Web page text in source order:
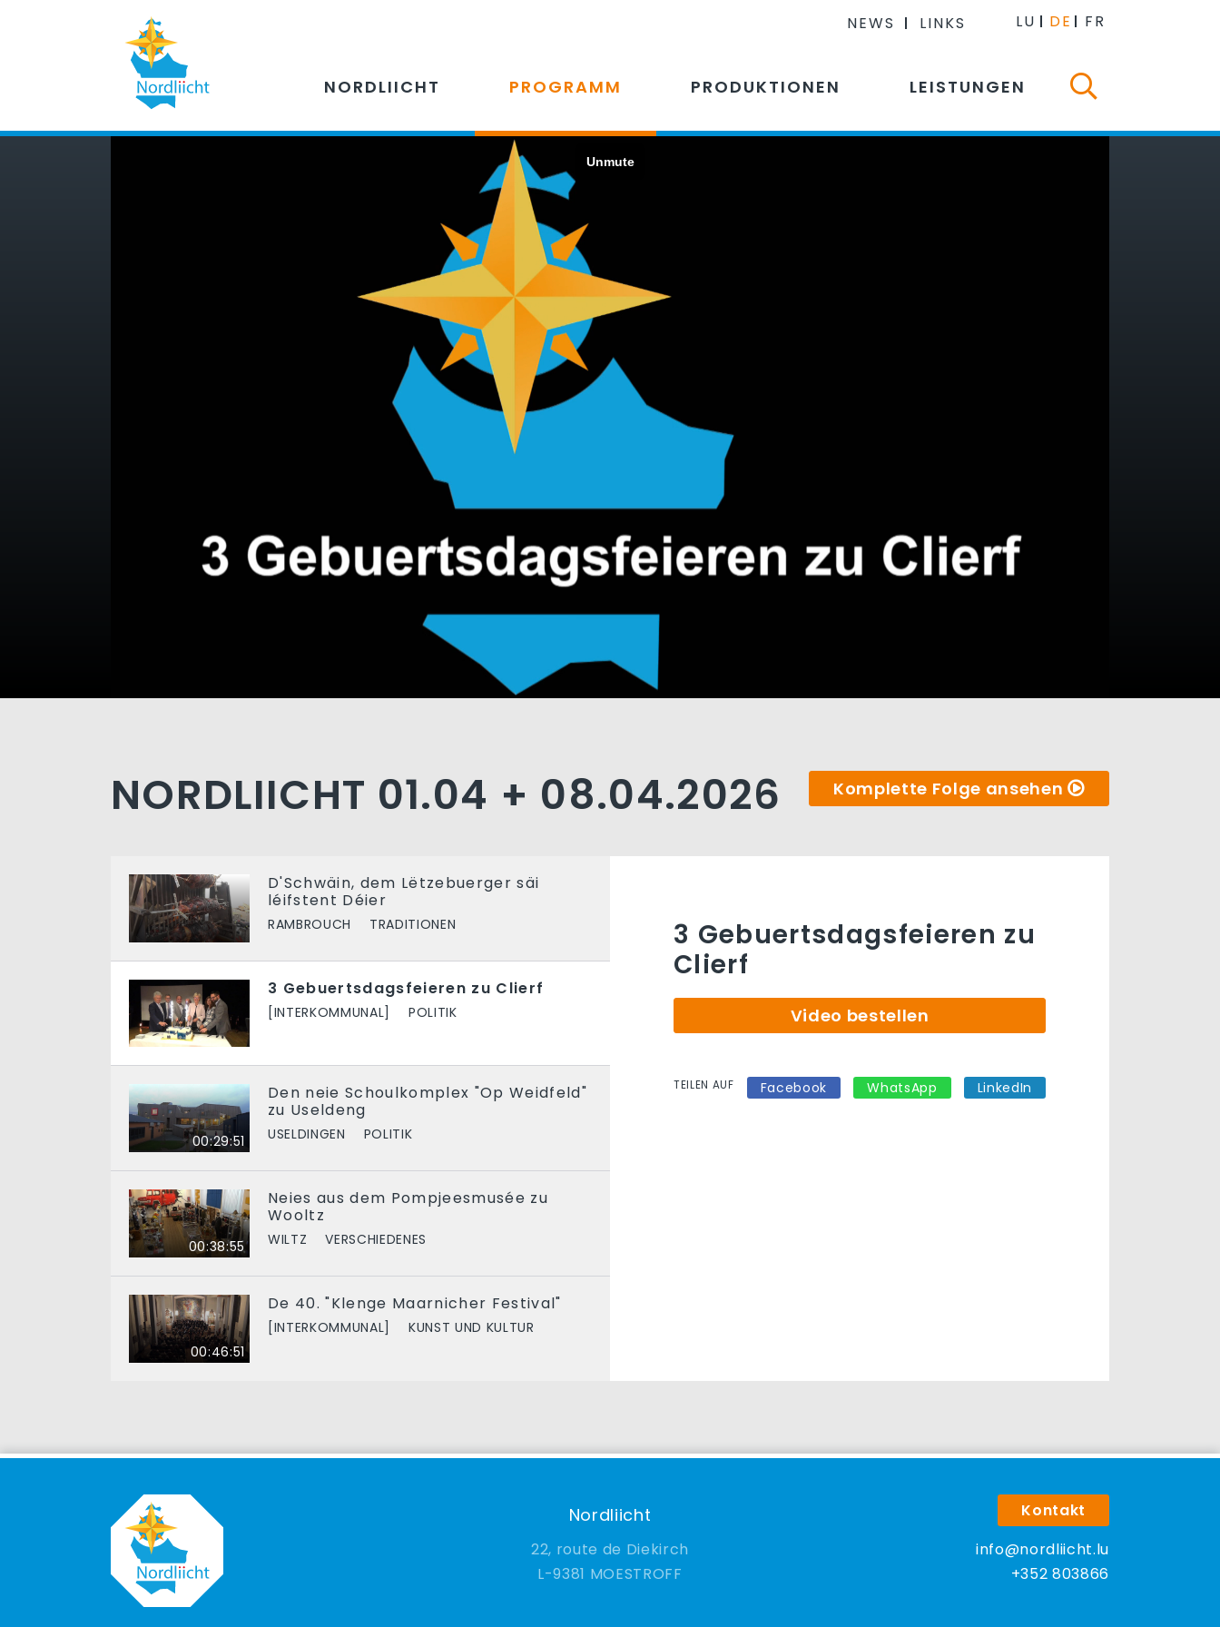
NEWS LINKS LU DE FR
NORDLIICHT PROGRAMM PRODUKTIONEN LEISTUNGEN
NORDLIICHT 01.04 + 08.04.2026 Komplette Folge ansehen
D'Schwäin, dem Lëtzebuerger säi
léifstent Déier
RAMBROUCH TRADITIONEN
3 Gebuertsdagsfeieren zu Clierf
[INTERKOMMUNAL] POLITIK
00:29:51
Den neie Schoulkomplex "Op Weidfeld"
zu Useldeng
USELDINGEN POLITIK
00:38:55
Neies aus dem Pompjeesmusée zu
Wooltz
WILTZ VERSCHIEDENES
00:46:51
De 40. "Klenge Maarnicher Festival"
[INTERKOMMUNAL] KUNST UND KULTUR
3 Gebuertsdagsfeieren zu
Clierf
Video bestellen
TEILEN AUF Facebook WhatsApp LinkedIn
Nordliicht
22, route de Diekirch
9381 MOESTROFF
Kontakt
info@nordliicht.lu
+352 803866